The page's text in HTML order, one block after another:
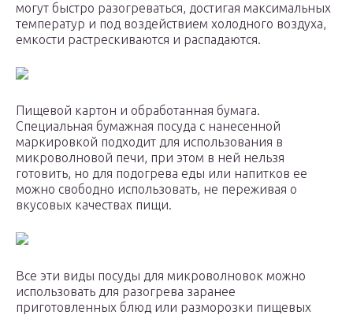
могут быстро разогреваться, достигая максимальных
температур и под воздействием холодного воздуха,
емкости растрескиваются и распадаются.
Пищевой картон и обработанная бумага.
Специальная бумажная посуда с нанесенной
маркировкой подходит для использования в
микроволновой печи, при этом в ней нельзя
готовить, но для подогрева еды или напитков ее
можно свободно использовать, не переживая о
вкусовых качествах пищи.
Все эти виды посуды для микроволновок можно
использовать для разогрева заранее
приготовленных блюд или разморозки пищевых